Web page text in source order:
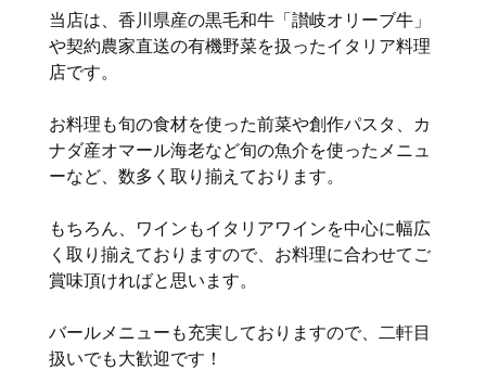
当店は、香川県産の黒毛和牛「讃岐オリーブ牛」
や契約農家直送の有機野菜を扱ったイタリア料理
店です。
お料理も旬の食材を使った前菜や創作パスタ、カ
ナダ産オマール海老など旬の魚介を使ったメニュ
ーなど、数多く取り揃えております。
もちろん、ワインもイタリアワインを中心に幅広
く取り揃えておりますので、お料理に合わせてご
賞味頂ければと思います。
バールメニューも充実しておりますので、二軒目
扱いでも大歓迎です！